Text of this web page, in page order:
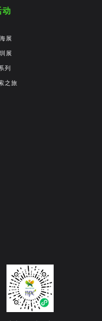
动
展
展
列
之旅